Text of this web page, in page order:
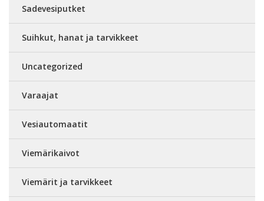
Sadevesiputket
Suihkut, hanat ja tarvikkeet
Uncategorized
Varaajat
Vesiautomaatit
Viemärikaivot
Viemärit ja tarvikkeet